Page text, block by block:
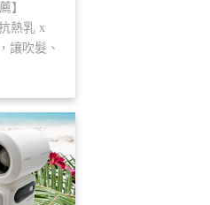
】
熱乳 x
讓吹髮、